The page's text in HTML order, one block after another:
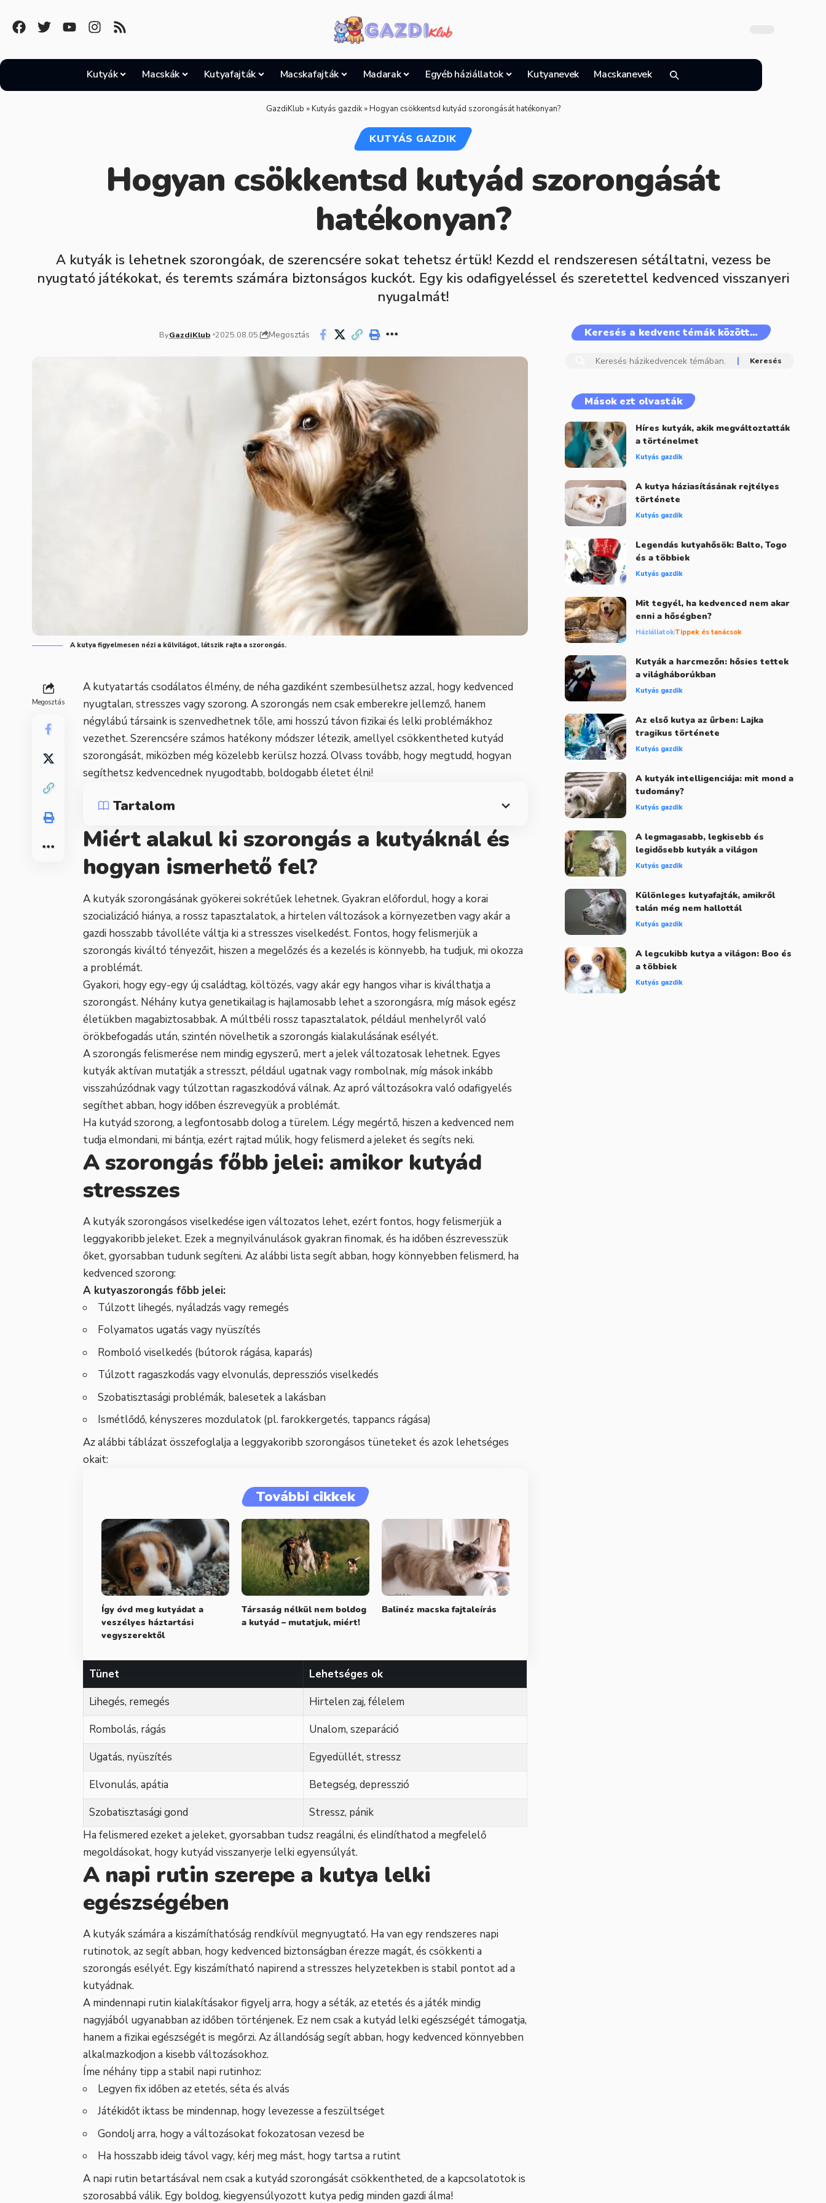
Kutyák Macskák Kutyafajták Macskafajták Madarak Egyéb háziállatok Kutyanevek Macskanevek
GazdiKlub »Kutyás gazdik»Hogyan csökkentsd kutyád szorongását hatékonyan?
KUTYÁS GAZDIK
Hogyan csökkentsd kutyád szorongását
hatékonyan?
A kutyák is lehetnek szorongóak, de szerencsére sokat tehetsz értük! Kezdd el rendszeresen sétáltatni, vezess be
nyugtató játékokat, és teremts számára biztonságos kuckót. Egy kis odafigyeléssel és szeretettel kedvenced visszanyeri
nyugalmát!
ByGazdiKlub 2025.08.05. Megosztás
A kutya figyelmesen nézi a külvilágot, látszik rajta a szorongás.
Megosztás
A kutyatartás csodálatos élmény, de néha gazdiként szembesülhetsz azzal, hogy kedvenced
nyugtalan, stresszes vagy szorong. A szorongás nem csak emberekre jellemző, hanem
négylábú társaink is szenvedhetnek tőle, ami hosszú távon fizikai és lelki problémákhoz
vezethet. Szerencsére számos hatékony módszer létezik, amellyel csökkentheted kutyád
szorongását, miközben még közelebb kerülsz hozzá. Olvass tovább, hogy megtudd, hogyan
segíthetsz kedvencednek nyugodtabb, boldogabb életet élni!
Tartalom
Miért alakul ki szorongás a kutyáknál és
hogyan ismerhető fel?
A kutyák szorongásának gyökerei sokrétűek lehetnek. Gyakran előfordul, hogy a korai
szocializáció hiánya, a rossz tapasztalatok, a hirtelen változások a környezetben vagy akár a
gazdi hosszabb távolléte váltja ki a stresszes viselkedést. Fontos, hogy felismerjük a
szorongás kiváltó tényezőit, hiszen a megelőzés és a kezelés is könnyebb, ha tudjuk, mi okozza
a problémát.
Gyakori, hogy egy-egy új családtag, költözés, vagy akár egy hangos vihar is kiválthatja a
szorongást. Néhány kutya genetikailag is hajlamosabb lehet a szorongásra, míg mások egész
életükben magabiztosabbak. A múltbéli rossz tapasztalatok, például menhelyről való
örökbefogadás után, szintén növelhetik a szorongás kialakulásának esélyét.
A szorongás felismerése nem mindig egyszerű, mert a jelek változatosak lehetnek. Egyes
kutyák aktívan mutatják a stresszt, például ugatnak vagy rombolnak, míg mások inkább
visszahúzódnak vagy túlzottan ragaszkodóvá válnak. Az apró változásokra való odafigyelés
segíthet abban, hogy időben észrevegyük a problémát.
Ha kutyád szorong, a legfontosabb dolog a türelem. Légy megértő, hiszen a kedvenced nem
tudja elmondani, mi bántja, ezért rajtad múlik, hogy felismerd a jeleket és segíts neki.
A szorongás főbb jelei: amikor kutyád
stresszes
A kutyák szorongásos viselkedése igen változatos lehet, ezért fontos, hogy felismerjük a
leggyakoribb jeleket. Ezek a megnyilvánulások gyakran finomak, és ha időben észrevesszük
őket, gyorsabban tudunk segíteni. Az alábbi lista segít abban, hogy könnyebben felismerd, ha
kedvenced szorong:
A kutyaszorongás főbb jelei:
Túlzott lihegés, nyáladzás vagy remegés
Folyamatos ugatás vagy nyüszítés
Romboló viselkedés (bútorok rágása, kaparás)
Túlzott ragaszkodás vagy elvonulás, depressziós viselkedés
Szobatisztasági problémák, balesetek a lakásban
Ismétlődő, kényszeres mozdulatok (pl. farokkergetés, tappancs rágása)
Az alábbi táblázat összefoglalja a leggyakoribb szorongásos tüneteket és azok lehetséges
okait:
További cikkek
Így óvd meg kutyádat a
veszélyes háztartási
vegyszerektől
Társaság nélkül nem boldog
a kutyád – mutatjuk, miért!
Balinéz macska fajtaleírás
Tünet
Lehetséges ok
Lihegés, remegés
Hirtelen zaj, félelem
Rombolás, rágás
Unalom, szeparáció
Ugatás, nyüszítés
Egyedüllét, stressz
Elvonulás, apátia
Betegség, depresszió
Szobatisztasági gond
Stressz, pánik
Ha felismered ezeket a jeleket, gyorsabban tudsz reagálni, és elindíthatod a megfelelő
megoldásokat, hogy kutyád visszanyerje lelki egyensúlyát.
A napi rutin szerepe a kutya lelki
egészségében
A kutyák számára a kiszámíthatóság rendkívül megnyugtató. Ha van egy rendszeres napi
rutinotok, az segít abban, hogy kedvenced biztonságban érezze magát, és csökkenti a
szorongás esélyét. Egy kiszámítható napirend a stresszes helyzetekben is stabil pontot ad a
kutyádnak.
A mindennapi rutin kialakításakor figyelj arra, hogy a séták, az etetés és a játék mindig
nagyjából ugyanabban az időben történjenek. Ez nem csak a kutyád lelki egészségét támogatja,
hanem a fizikai egészségét is megőrzi. Az állandóság segít abban, hogy kedvenced könnyebben
alkalmazkodjon a kisebb változásokhoz.
Íme néhány tipp a stabil napi rutinhoz:
Legyen fix időben az etetés, séta és alvás
Játékidőt iktass be mindennap, hogy levezesse a feszültséget
Gondolj arra, hogy a változásokat fokozatosan vezesd be
Ha hosszabb ideig távol vagy, kérj meg mást, hogy tartsa a rutint
A napi rutin betartásával nem csak a kutyád szorongását csökkentheted, de a kapcsolatotok is
szorosabbá válik. Egy boldog, kiegyensúlyozott kutya pedig minden gazdi álma!
Keresés a kedvenc témák között…
Mások ezt olvasták
Híres kutyák, akik megváltoztatták
a történelmet
Kutyás gazdik
A kutya háziasításának rejtélyes
története
Kutyás gazdik
Legendás kutyahősök: Balto, Togo
és a többiek
Kutyás gazdik
Mit tegyél, ha kedvenced nem akar
enni a hőségben?
HáziállatokTippek és tanácsok
Kutyák a harcmezőn: hősies tettek
a világháborúkban
Kutyás gazdik
Az első kutya az űrben: Lajka
tragikus története
Kutyás gazdik
A kutyák intelligenciája: mit mond a
tudomány?
Kutyás gazdik
A legmagasabb, legkisebb és
legidősebb kutyák a világon
Kutyás gazdik
Különleges kutyafajták, amikről
talán még nem hallottál
Kutyás gazdik
A legcukibb kutya a világon: Boo és
a többiek
Kutyás gazdik